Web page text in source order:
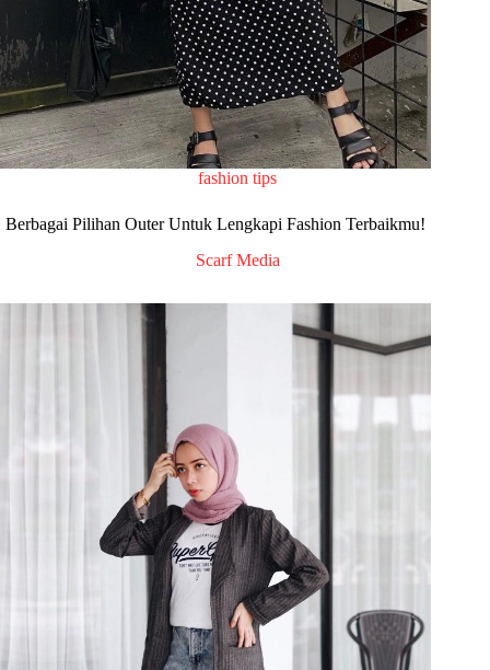
fashion tips
Berbagai Pilihan Outer Untuk Lengkapi Fashion Terbaikmu!
Scarf Media